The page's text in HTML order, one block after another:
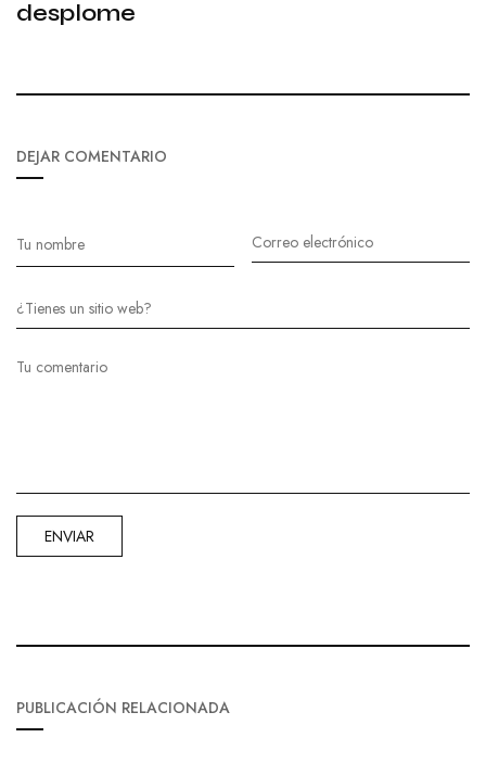
desplome
DEJAR COMENTARIO
PUBLICACIÓN RELACIONADA